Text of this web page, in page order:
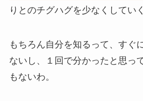
りとのチグハグを少なくしてい
もちろん自分を知るって、すぐ
ないし、１回で分かったと思っ
もないわ。